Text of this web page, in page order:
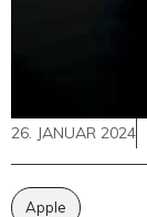
26. JANUAR 2024
Apple